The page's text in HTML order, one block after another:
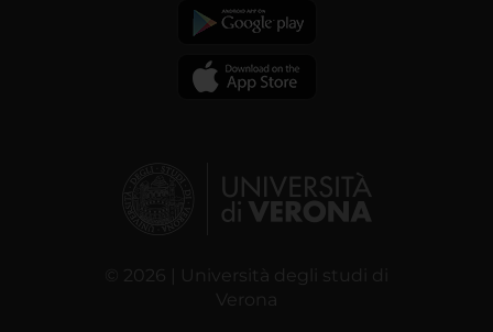
© 2026 | Università degli studi di
Verona